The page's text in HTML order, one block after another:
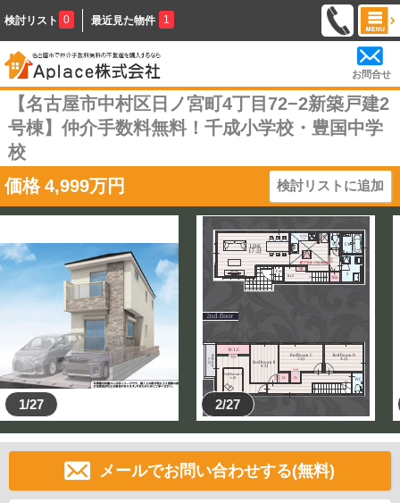
検討リスト 0 最近見た物件 1
お問合せ
【名古屋市中村区日ノ宮町4丁目72−2新築戸建2
号棟】仲介手数料無料！千成小学校・豊国中学
校
価格 4,999万円 検討リストに追加
1/27 2/27
メールでお問い合わせする(無料)